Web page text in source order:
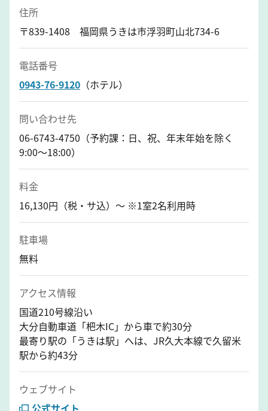
住所
〒839-1408 福岡県うきは市浮羽町山北734-6
電話番号
0943-76-9120 （ホテル）
問い合わせ先
06-6743-4750（予約課：日、祝、年末年始を除く
9:00～18:00）
料金
16,130円（税・サ込）～ ※1室2名利用時
駐車場
無料
アクセス情報
国道210号線沿い
大分自動車道「杷木IC」から車で約30分
最寄り駅の「うきは駅」へは、JR久大本線で久留米
駅から約43分
ウェブサイト
公式サイト